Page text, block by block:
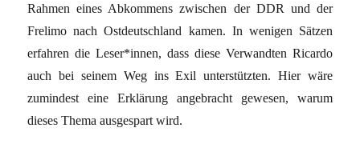
Rahmen eines Abkommens zwischen der DDR und der
Frelimo nach Ostdeutschland kamen. In wenigen Sätzen
erfahren die Leser*innen, dass diese Verwandten Ricardo
auch bei seinem Weg ins Exil unterstützten. Hier wäre
zumindest eine Erklärung angebracht gewesen, warum
dieses Thema ausgespart wird.